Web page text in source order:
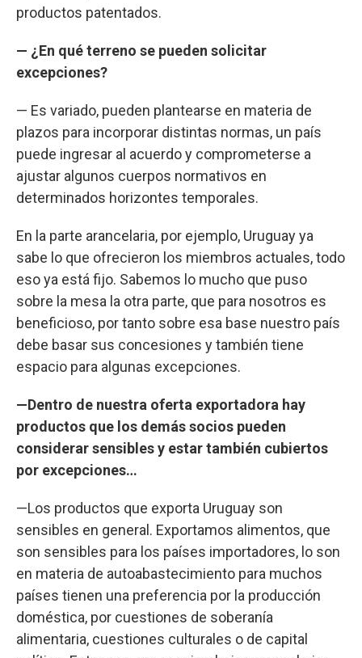
productos patentados.
— ¿En qué terreno se pueden solicitar
excepciones?
— Es variado, pueden plantearse en materia de
plazos para incorporar distintas normas, un país
puede ingresar al acuerdo y comprometerse a
ajustar algunos cuerpos normativos en
determinados horizontes temporales.
En la parte arancelaria, por ejemplo, Uruguay ya
sabe lo que ofrecieron los miembros actuales, todo
eso ya está fijo. Sabemos lo mucho que puso
sobre la mesa la otra parte, que para nosotros es
beneficioso, por tanto sobre esa base nuestro país
debe basar sus concesiones y también tiene
espacio para algunas excepciones.
—Dentro de nuestra oferta exportadora hay
productos que los demás socios pueden
considerar sensibles y estar también cubiertos
por excepciones…
—Los productos que exporta Uruguay son
sensibles en general. Exportamos alimentos, que
son sensibles para los países importadores, lo son
en materia de autoabastecimiento para muchos
países tienen una preferencia por la producción
doméstica, por cuestiones de soberanía
alimentaria, cuestiones culturales o de capital